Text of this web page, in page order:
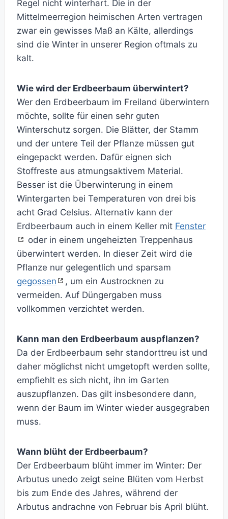
Regel nicht winterhart. Die in der
Mittelmeerregion heimischen Arten vertragen
zwar ein gewisses Maß an Kälte, allerdings
sind die Winter in unserer Region oftmals zu
kalt.
Wie wird der Erdbeerbaum überwintert?
Wer den Erdbeerbaum im Freiland überwintern
möchte, sollte für einen sehr guten
Winterschutz sorgen. Die Blätter, der Stamm
und der untere Teil der Pflanze müssen gut
eingepackt werden. Dafür eignen sich
Stoffreste aus atmungsaktivem Material.
Besser ist die Überwinterung in einem
Wintergarten bei Temperaturen von drei bis
acht Grad Celsius. Alternativ kann der
Erdbeerbaum auch in einem Keller mit Fenster
oder in einem ungeheizten Treppenhaus
überwintert werden. In dieser Zeit wird die
Pflanze nur gelegentlich und sparsam
gegossen
, um ein Austrocknen zu
vermeiden. Auf Düngergaben muss
vollkommen verzichtet werden.
Kann man den Erdbeerbaum auspflanzen?
Da der Erdbeerbaum sehr standorttreu ist und
daher möglichst nicht umgetopft werden sollte,
empfiehlt es sich nicht, ihn im Garten
auszupflanzen. Das gilt insbesondere dann,
wenn der Baum im Winter wieder ausgegraben
muss.
Wann blüht der Erdbeerbaum?
Der Erdbeerbaum blüht immer im Winter: Der
Arbutus unedo zeigt seine Blüten vom Herbst
bis zum Ende des Jahres, während der
Arbutus andrachne von Februar bis April blüht.